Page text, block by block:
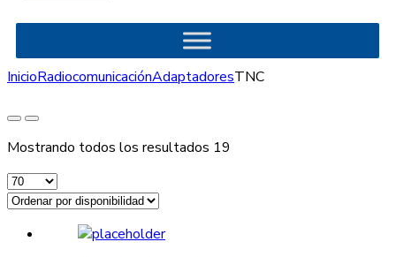
InicioRadiocomunicaciónAdaptadoresTNC
Mostrando todos los resultados 19